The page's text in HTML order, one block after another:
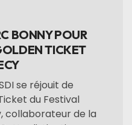
BONNY POUR
TICKET
se réjouit de
du Festival
collaborateur de la